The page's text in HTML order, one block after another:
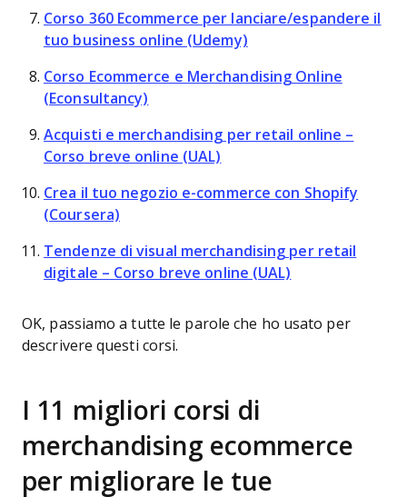
Corso 360 Ecommerce per lanciare/espandere il
tuo business online (Udemy)
Corso Ecommerce e Merchandising Online
(Econsultancy)
Acquisti e merchandising per retail online –
Corso breve online (UAL)
Crea il tuo negozio e-commerce con Shopify
(Coursera)
Tendenze di visual merchandising per retail
digitale – Corso breve online (UAL)
OK, passiamo a tutte le parole che ho usato per
descrivere questi corsi.
I 11 migliori corsi di
merchandising ecommerce
per migliorare le tue